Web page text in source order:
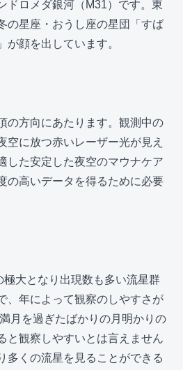
ドロメダ銀河（M31）です。東
の星座・おうし座の星団「すば
が顔を出しています。
の方向にあたります。観測中の
空に放つ赤いレーザー光が見え
した安定した夜空のマウナケア
の高いデータを得るために必要
大となり出現数も多い流星群
、年によって観察のしやすさが
月を過ぎたばかりの月明かりの
と観察しやすいとは言えません
多くの流星を見ることができる